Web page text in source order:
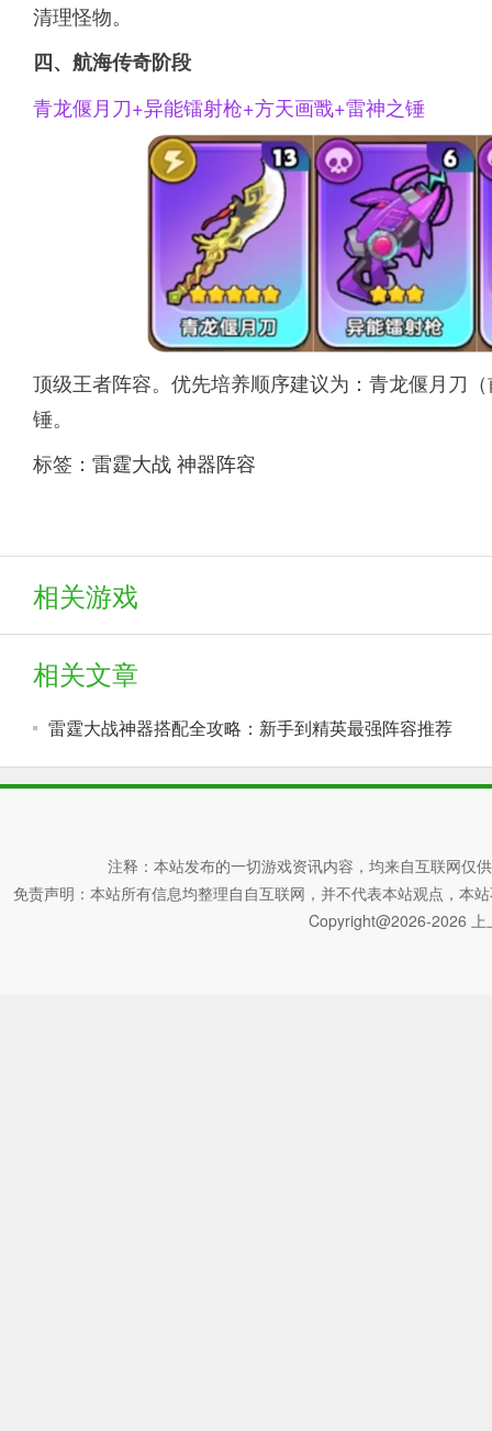
清理怪物。
四、航海传奇阶段
青龙偃月刀+异能镭射枪+方天画戬+雷神之锤
顶级王者阵容。优先培养顺序建议为：青龙偃月刀
锤。
标签： 雷霆大战神器阵容
相关游戏
相关文章
雷霆大战神器搭配全攻略：新手到精英最强阵容推荐
注释：本站发布的一切游戏资讯内容，均来自互联网仅
免责声明：本站所有信息均整理自自互联网，并不代表本站观点，本
Copyright@2026-2026